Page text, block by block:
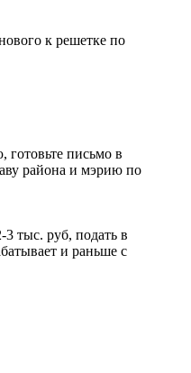
к решетке по
письмо в
района и мэрию по
3 тыс. руб, подать в
и раньше с